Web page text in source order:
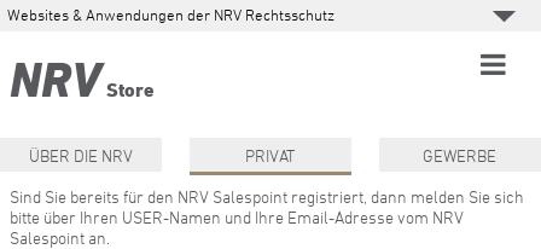
Websites & Anwendungen der NRV Rechtsschutz
NRV Store
ÜBER DIE NRV PRIVAT GEWERBE
Sind Sie bereits für den NRV Salespoint registriert, dann melden Sie sich
bitte über Ihren USER-Namen und Ihre Email-Adresse vom NRV
Salespoint an.